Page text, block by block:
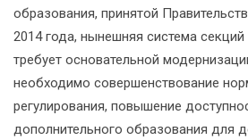
образования, принятой
2014 года, нынешняя система
требует основательной
необходимо совершенствование
регулирования, повышение
дополнительного образования для